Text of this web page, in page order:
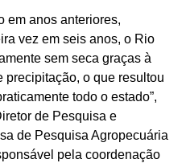
em anos anteriores,
vez em seis anos, o Rio
sem seca graças à
precipitação, o que resultou
todo o estado”,
de Pesquisa e
de Pesquisa Agropecuária
pela coordenação